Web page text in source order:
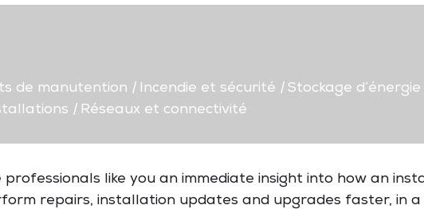
de manutention |Incendie et sécurité |Stockage d’énergie
|Réseaux et connectivité
like you an immediate insight into how an
repairs, installation updates and upgrades faster, in